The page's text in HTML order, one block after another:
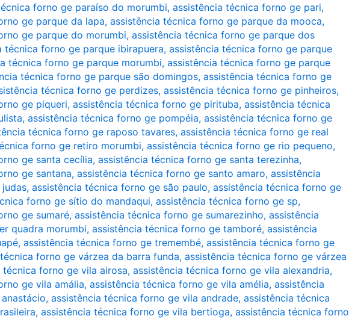
forno ge paraíso do morumbi, assistência técnica forno ge pari,
ge parque da lapa, assistência técnica forno ge parque da mooca,
ge parque do morumbi, assistência técnica forno ge parque dos
técnica forno ge parque ibirapuera, assistência técnica forno ge parque
técnica forno ge parque morumbi, assistência técnica forno ge parque
técnica forno ge parque são domingos, assistência técnica forno ge
técnica forno ge perdizes, assistência técnica forno ge pinheiros,
ge piqueri, assistência técnica forno ge pirituba, assistência técnica
, assistência técnica forno ge pompéia, assistência técnica forno ge
técnica forno ge raposo tavares, assistência técnica forno ge real
forno ge retiro morumbi, assistência técnica forno ge rio pequeno,
ge santa cecília, assistência técnica forno ge santa terezinha,
ge santana, assistência técnica forno ge santo amaro, assistência
, assistência técnica forno ge são paulo, assistência técnica forno ge
forno ge sítio do mandaqui, assistência técnica forno ge sp,
ge sumaré, assistência técnica forno ge sumarezinho, assistência
quadra morumbi, assistência técnica forno ge tamboré, assistência
, assistência técnica forno ge tremembé, assistência técnica forno ge
forno ge várzea da barra funda, assistência técnica forno ge várzea
técnica forno ge vila airosa, assistência técnica forno ge vila alexandria,
ge vila amália, assistência técnica forno ge vila amélia, assistência
, assistência técnica forno ge vila andrade, assistência técnica
, assistência técnica forno ge vila bertioga, assistência técnica forno